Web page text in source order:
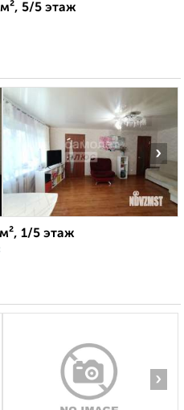
5/5 этаж
›
1/5 этаж
›